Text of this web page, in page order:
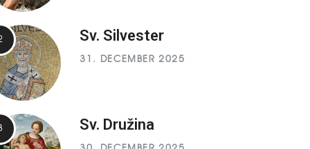
Sv. Silvester
31. DECEMBER 2025
Sv. Družina